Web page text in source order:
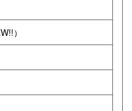
）